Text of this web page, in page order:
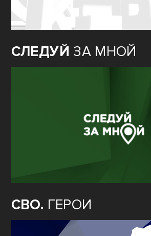
СЛЕДУЙ ЗА МНОЙ
СВО. ГЕРОИ